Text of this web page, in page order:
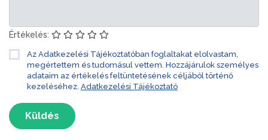
Értékelés:
Az Adatkezelési Tájékoztatóban foglaltakat elolvastam,
megértettem és tudomásul vettem. Hozzájárulok személyes
adataim az értékelés feltüntetésének céljából történő
kezeléséhez. Adatkezelési Tájékoztató
Küldés